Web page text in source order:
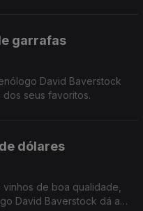
garrafas
David Baverstock
seus favoritos.
dólares
de boa qualidade,
David Baverstock dá a